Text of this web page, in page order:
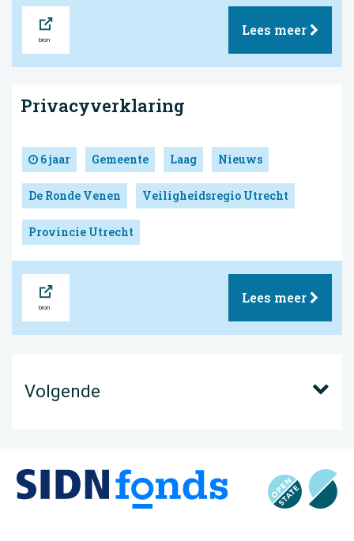
Lees meer
Privacyverklaring
6 jaar Gemeente Laag Nieuws
De Ronde Venen Veiligheidsregio Utrecht
Provincie Utrecht
Lees meer
Volgende